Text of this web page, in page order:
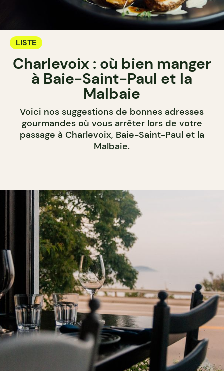
LISTE
Charlevoix : où bien manger
à Baie-Saint-Paul et la
Malbaie
Voici nos suggestions de bonnes adresses
gourmandes où vous arrêter lors de votre
passage à Charlevoix, Baie-Saint-Paul et la
Malbaie.